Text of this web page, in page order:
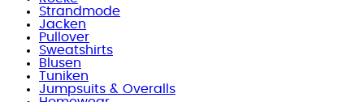
Strandmode
Jacken
Pullover
Sweatshirts
Blusen
Tuniken
Jumpsuits & Overalls